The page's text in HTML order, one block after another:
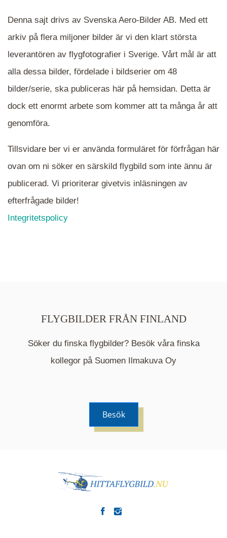
När du ser blåa, röda eller gröna mappar är det
en serie i varje. Dra i kartan för att komma
närmare det område Du söker och klicka på
mappen.
Mappen är en medelpunkt över fotat område och
kommer nu visa de fastigheter som finns just här.
Denna sajt drivs av Svenska Aero-Bilder AB. Med ett
arkiv på flera miljoner bilder är vi den klart största
leverantören av flygfotografier i Sverige. Vårt mål är att
alla dessa bilder, fördelade i bildserier om 48
bilder/serie, ska publiceras här på hemsidan. Detta är
dock ett enormt arbete som kommer att ta många år att
genomföra.
Tillsvidare ber vi er använda formuläret för förfrågan här
ovan om ni söker en särskild flygbild som inte ännu är
publicerad. Vi prioriterar givetvis inläsningen av
efterfrågade bilder!
Integritetspolicy
FLYGBILDER FRÅN FINLAND
Söker du finska flygbilder? Besök våra finska
kollegor på Suomen Ilmakuva Oy
Besök